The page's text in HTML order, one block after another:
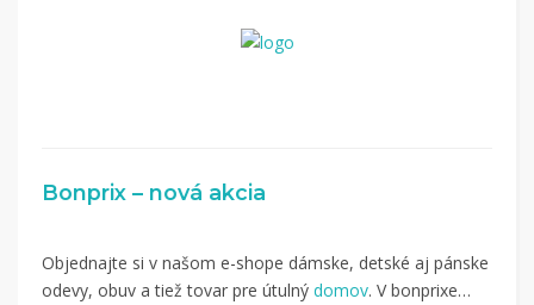
Bonprix – nová akcia
Objednajte si v našom e-shope dámske, detské aj pánske
odevy, obuv a tiež tovar pre útulný domov. V bonprixe